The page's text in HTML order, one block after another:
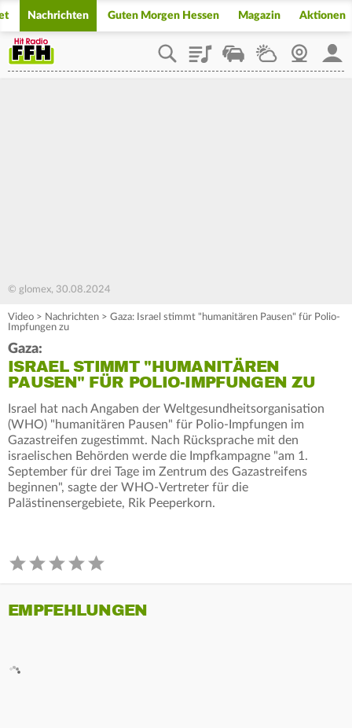
Nachrichten Guten Morgen Hessen Magazin Aktionen
PlaylistStaupilotWetterWebcam
© glomex, 30.08.2024
Video > Nachrichten > Gaza: Israel stimmt "humanitären Pausen" für Polio-
Impfungen zu
Gaza:
ISRAEL STIMMT "HUMANITÄREN
PAUSEN" FÜR POLIO-IMPFUNGEN ZU
Israel hat nach Angaben der Weltgesundheitsorganisation
(WHO) "humanitären Pausen" für Polio-Impfungen im
Gazastreifen zugestimmt. Nach Rücksprache mit den
israelischen Behörden werde die Impfkampagne "am 1.
September für drei Tage im Zentrum des Gazastreifens
beginnen", sagte der WHO-Vertreter für die
Palästinensergebiete, Rik Peeperkorn.
EMPFEHLUNGEN